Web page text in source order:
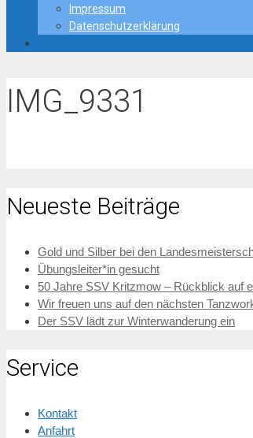
Impressum
Datenschutzerklärung
IMG_9331
Neueste Beiträge
Gold und Silber bei den
Übungsleiter*in gesucht
50 Jahre SSV Kritzmow – Rückblick auf
Wir freuen uns auf den nächsten
Der SSV lädt zur Winterwanderung ein
Service
Kontakt
Anfahrt